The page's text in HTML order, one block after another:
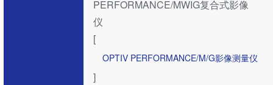
PERFORMANCE/MWIG复合式影像
仪
[
OPTIV PERFORMANCE/M/G影像测量仪
]